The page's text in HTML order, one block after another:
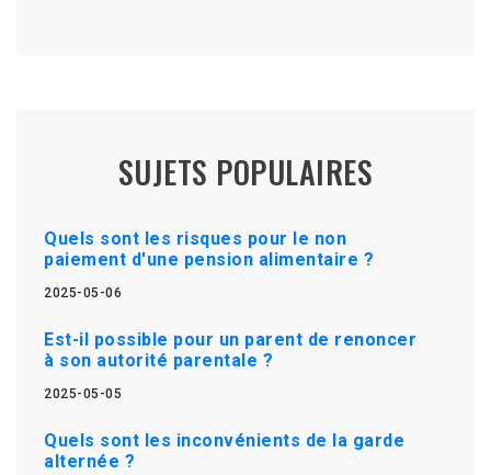
SUJETS POPULAIRES
Quels sont les risques pour le non
paiement d'une pension alimentaire ?
2025-05-06
Est-il possible pour un parent de renoncer
à son autorité parentale ?
2025-05-05
Quels sont les inconvénients de la garde
alternée ?